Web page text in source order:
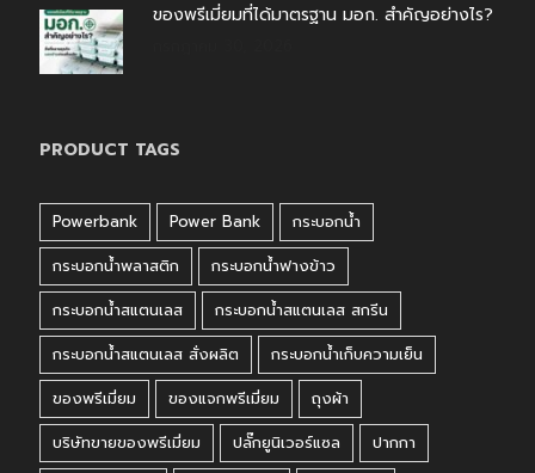
ของพรีเมี่ยมที่ได้มาตรฐาน มอก. สำคัญอย่างไร?
PRODUCT TAGS
Powerbank Power Bank
กระบอกน้ำ
กระบอกน้ำพลาสติก
กระบอกน้ำฟางข้าว
กระบอกน้ำสแตนเลส
กระบอกน้ำสแตนเลส สกรีน
กระบอกน้ำสแตนเลส สั่งผลิต
กระบอกน้ำเก็บความเย็น
ของพรีเมี่ยม
ของแจกพรีเมี่ยม
ถุงผ้า
บริษัทขายของพรีเมี่ยม
ปลั๊กยูนิเวอร์แซล
ปากกา